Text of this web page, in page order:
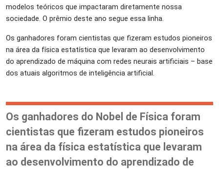
modelos teóricos que impactaram diretamente nossa
sociedade. O prêmio deste ano segue essa linha.
Os ganhadores foram cientistas que fizeram estudos pioneiros
na área da física estatística que levaram ao desenvolvimento
do aprendizado de máquina com redes neurais artificiais – base
dos atuais algoritmos de inteligência artificial.
Os ganhadores do Nobel de Física foram
cientistas que fizeram estudos pioneiros
na área da física estatística que levaram
ao desenvolvimento do aprendizado de